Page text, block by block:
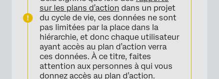
sur les plans d’action dans un projet
du cycle de vie, ces données ne sont
pas limitées par la place dans la
hiérarchie, et donc chaque utilisateur
ayant accès au plan d’action verra
ces données. À ce titre, faites
attention aux personnes à qui vous
donnez accès au plan d’action.